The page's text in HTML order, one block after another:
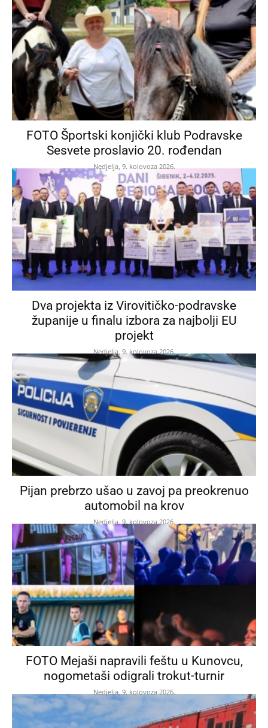
FOTO Športski konjički klub Podravske
Sesvete proslavio 20. rođendan
Nedjelja, 9. kolovoza 2026.
Dva projekta iz Virovitičko-podravske
županije u finalu izbora za najbolji EU
projekt
Nedjelja, 9. kolovoza 2026.
Pijan prebrzo ušao u zavoj pa preokrenuo
automobil na krov
Nedjelja, 9. kolovoza 2026.
FOTO Mejaši napravili feštu u Kunovcu,
nogometaši odigrali trokut-turnir
Nedjelja, 9. kolovoza 2026.